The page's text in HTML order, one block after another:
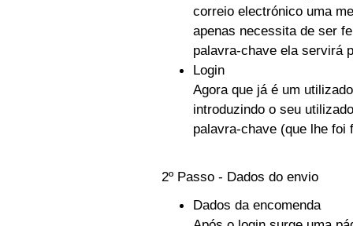
correio electrónico uma
apenas necessita de ser
palavra-chave ela servirá
Login
Agora que já é um
introduzindo o seu
palavra-chave (que lhe foi
2º Passo - Dados do envio
Dados da encomenda